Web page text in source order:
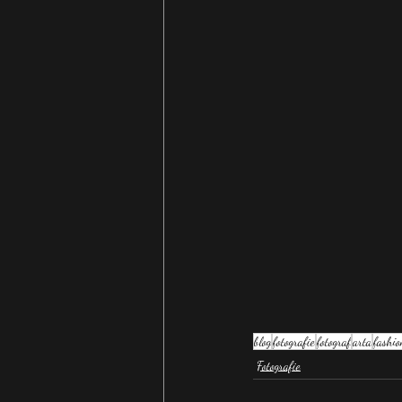
blogfotografiefotografarta
Fotografie